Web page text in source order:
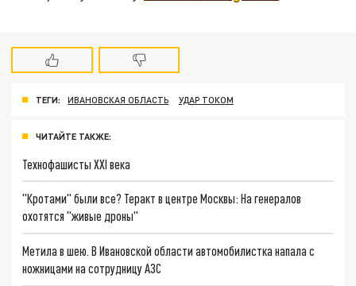
ТЕГИ: ИВАНОВСКАЯ ОБЛАСТЬ УДАР ТОКОМ
ЧИТАЙТЕ ТАКЖЕ:
Технофашисты XXI века
"Кротами" были все? Теракт в центре Москвы: На генералов
охотятся "живые дроны"
Метила в шею. В Ивановской области автомобилистка напала с
ножницами на сотрудницу АЗС